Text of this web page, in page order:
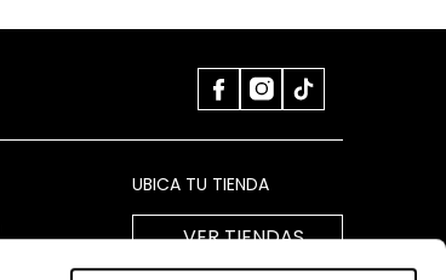
UBICA TU TIENDA
VER TIENDAS